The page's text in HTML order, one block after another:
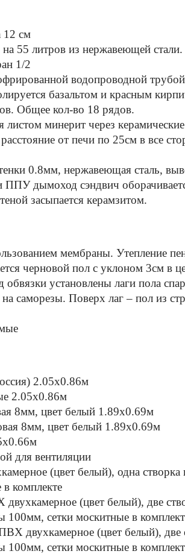
12 см
55 литров из нержавеющей
1/2
водопроводной
базальтом и красным
Общее кол-во 18 рядов.
листом минерит через
от печи по 25см в все
0.8мм, нержавеющая сталь,
ППУ дымоход сэндвич
засыпается керамзитом.
мембраны. Утепление
черновой пол с уклоном 3см в
установлены лаги пола
саморезы. Поверх лаг – пол из
2.05х0.86м
2.05х0.86м
8мм, цвет белый 1.89х0.69м
8мм, цвет белый 1.89х0.69м
для вентиляции
(цвет белый), одна
комплекте
(цвет белый), две
сетки москитные в
двухкамерное (цвет белый),
сетки москитные в